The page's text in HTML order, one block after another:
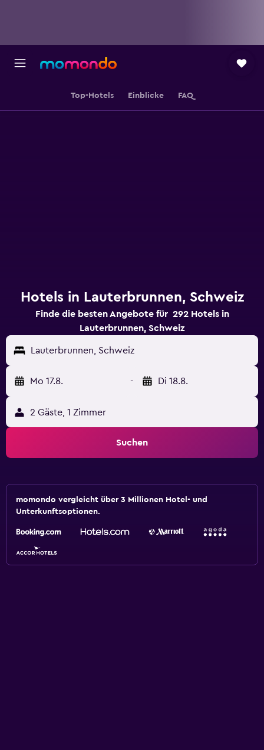
Top-Hotels Einblicke FAQ
Hotels in Lauterbrunnen, Schweiz
Finde die besten Angebote für 292 Hotels in
Lauterbrunnen, Schweiz
Lauterbrunnen, Schweiz
Mo 17.8. - Di 18.8.
2 Gäste, 1 Zimmer
Suchen
momondo vergleicht über 3 Millionen Hotel- und
Unterkunftsoptionen.